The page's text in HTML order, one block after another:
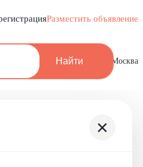
Разместить объявление
Найти Москва
×